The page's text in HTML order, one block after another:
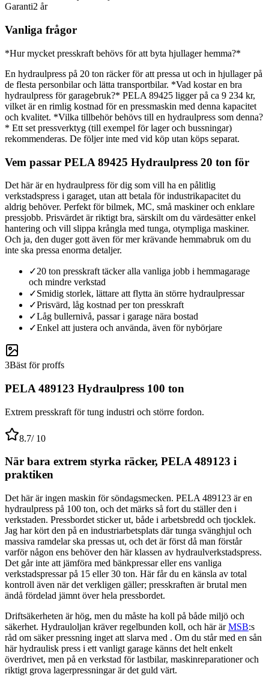
Garanti2 år
Vanliga frågor
*Hur mycket presskraft behövs för att byta hjullager hemma?*
En hydraulpress på 20 ton räcker för att pressa ut och in hjullager på
de flesta personbilar och lätta transportbilar. *Vad kostar en bra
hydraulpress för garagebruk?* PELA 89425 ligger på ca 9 234 kr,
vilket är en rimlig kostnad för en pressmaskin med denna kapacitet
och kvalitet. *Vilka tillbehör behövs till en hydraulpress som denna?
* Ett set pressverktyg (till exempel för lager och bussningar)
rekommenderas. De följer inte med vid köp utan köps separat.
Vem passar PELA 89425 Hydraulpress 20 ton för
Det här är en hydraulpress för dig som vill ha en pålitlig
verkstadspress i garaget, utan att betala för industrikapacitet du
aldrig behöver. Perfekt för bilmek, MC, små maskiner och enklare
pressjobb. Prisvärdet är riktigt bra, särskilt om du värdesätter enkel
hantering och vill slippa krångla med tunga, otympliga maskiner.
Och ja, den duger gott även för mer krävande hemmabruk om du
inte ska pressa enorma detaljer.
✓20 ton presskraft täcker alla vanliga jobb i hemmagarage
och mindre verkstad
✓Smidig storlek, lättare att flytta än större hydraulpressar
✓Prisvärd, låg kostnad per ton presskraft
✓Låg bullernivå, passar i garage nära bostad
✓Enkel att justera och använda, även för nybörjare
3Bäst för proffs
PELA 489123 Hydraulpress 100 ton
Extrem presskraft för tung industri och större fordon.
8.7/ 10
När bara extrem styrka räcker, PELA 489123 i
praktiken
Det här är ingen maskin för söndagsmecken. PELA 489123 är en
hydraulpress på 100 ton, och det märks så fort du ställer den i
verkstaden. Pressbordet sticker ut, både i arbetsbredd och tjocklek.
Jag har kört den på en industriarbetsplats där tunga svänghjul och
massiva ramdelar ska pressas ut, och det är först då man förstår
varför någon ens behöver den här klassen av hydraulverkstadspress.
Det går inte att jämföra med bänkpressar eller ens vanliga
verkstadspressar på 15 eller 30 ton. Här får du en känsla av total
kontroll även när det verkligen gäller; presskraften är brutal men
ändå fördelad jämnt över hela pressbordet.
Driftsäkerheten är hög, men du måste ha koll på både miljö och
säkerhet. Hydrauloljan kräver regelbunden koll, och här ärMSB:s
råd om säker pressning inget att slarva med . Om du står med en sån
här hydraulisk press i ett vanligt garage känns det helt enkelt
överdrivet, men på en verkstad för lastbilar, maskinreparationer och
riktigt grova lagerpressningar är det guld värt.